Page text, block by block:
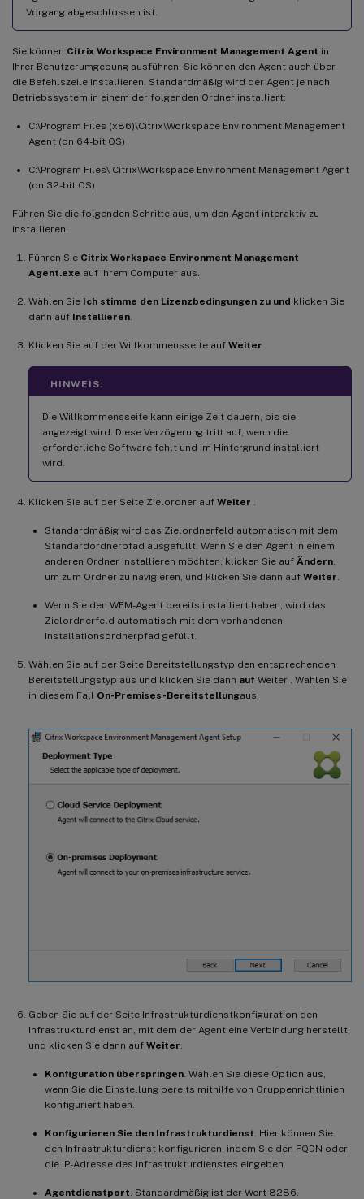
Vorgang abgeschlossen ist.
Sie können Citrix Workspace Environment Management Agent in
Ihrer Benutzerumgebung ausführen. Sie können den Agent auch über
die Befehlszeile installieren. Standardmäßig wird der Agent je nach
Betriebssystem in einem der folgenden Ordner installiert:
C:\Program Files (x86)\Citrix\Workspace Environment Management
Agent (on 64-bit OS)
C:\Program Files\ Citrix\Workspace Environment Management Agent
(on 32-bit OS)
Führen Sie die folgenden Schritte aus, um den Agent interaktiv zu
installieren:
Führen Sie Citrix Workspace Environment Management
Agent.exe auf Ihrem Computer aus.
Wählen Sie Ich stimme den Lizenzbedingungen zu und klicken Sie
dann auf Installieren.
Klicken Sie auf der Willkommensseite auf Weiter .
HINWEIS:
Die Willkommensseite kann einige Zeit dauern, bis sie
angezeigt wird. Diese Verzögerung tritt auf, wenn die
erforderliche Software fehlt und im Hintergrund installiert
wird.
Klicken Sie auf der Seite Zielordner auf Weiter .
Standardmäßig wird das Zielordnerfeld automatisch mit dem
Standardordnerpfad ausgefüllt. Wenn Sie den Agent in einem
anderen Ordner installieren möchten, klicken Sie auf Ändern,
um zum Ordner zu navigieren, und klicken Sie dann auf Weiter.
Wenn Sie den WEM-Agent bereits installiert haben, wird das
Zielordnerfeld automatisch mit dem vorhandenen
Installationsordnerpfad gefüllt.
Wählen Sie auf der Seite Bereitstellungstyp den entsprechenden
Bereitstellungstyp aus und klicken Sie dann auf Weiter . Wählen Sie
in diesem Fall On-Premises-Bereitstellungaus.
Geben Sie auf der Seite Infrastrukturdienstkonfiguration den
Infrastrukturdienst an, mit dem der Agent eine Verbindung herstellt,
und klicken Sie dann auf Weiter
Konfiguration überspringen . Wählen Sie diese Option aus,
wenn Sie die Einstellung bereits mithilfe von Gruppenrichtlinien
konfiguriert haben.
Konfigurieren Sie den Infrastrukturdienst . Hier können Sie
den Infrastrukturdienst konfigurieren, indem Sie den FQDN oder
die IP-Adresse des Infrastrukturdienstes eingeben.
Agentdienstport . Standardmäßig ist der Wert 8286.